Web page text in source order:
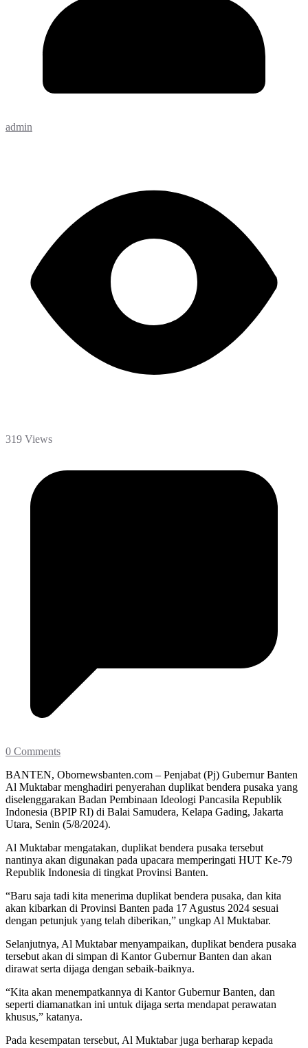
admin
319 Views
0 Comments
BANTEN, Obornewsbanten.com – Penjabat (Pj) Gubernur Banten
Al Muktabar menghadiri penyerahan duplikat bendera pusaka yang
diselenggarakan Badan Pembinaan Ideologi Pancasila Republik
Indonesia (BPIP RI) di Balai Samudera, Kelapa Gading, Jakarta
Utara, Senin (5/8/2024).
Al Muktabar mengatakan, duplikat bendera pusaka tersebut
nantinya akan digunakan pada upacara memperingati HUT Ke-79
Republik Indonesia di tingkat Provinsi Banten.
“Baru saja tadi kita menerima duplikat bendera pusaka, dan kita
akan kibarkan di Provinsi Banten pada 17 Agustus 2024 sesuai
dengan petunjuk yang telah diberikan,” ungkap Al Muktabar.
Selanjutnya, Al Muktabar menyampaikan, duplikat bendera pusaka
tersebut akan di simpan di Kantor Gubernur Banten dan akan
dirawat serta dijaga dengan sebaik-baiknya.
“Kita akan menempatkannya di Kantor Gubernur Banten, dan
seperti diamanatkan ini untuk dijaga serta mendapat perawatan
khusus,” katanya.
Pada kesempatan tersebut, Al Muktabar juga berharap kepada